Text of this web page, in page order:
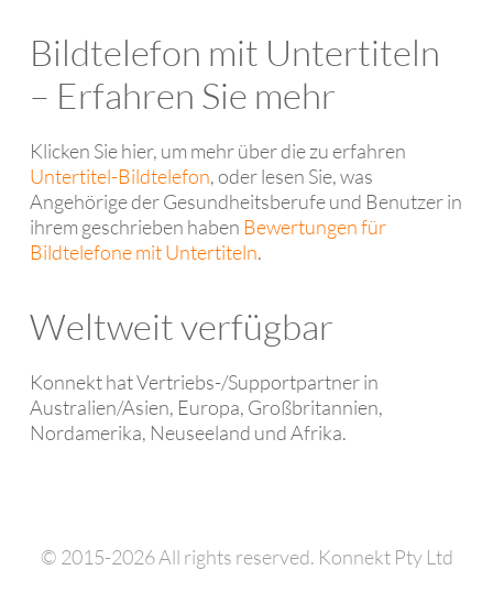
Bildtelefon mit Untertiteln
– Erfahren Sie mehr
Klicken Sie hier, um mehr über die zu erfahren
Untertitel-Bildtelefon, oder lesen Sie, was
Angehörige der Gesundheitsberufe und Benutzer in
ihrem geschrieben haben Bewertungen für
Bildtelefone mit Untertiteln.
Weltweit verfügbar
Konnekt hat Vertriebs-/Supportpartner in
Australien/Asien, Europa, Großbritannien,
Nordamerika, Neuseeland und Afrika.
© 2015-2026 All rights reserved. Konnekt Pty Ltd